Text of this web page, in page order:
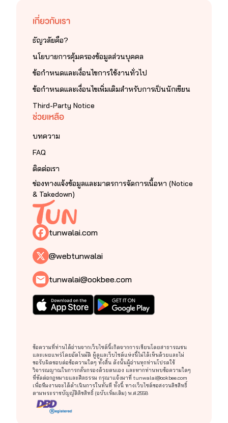
เกี่ยวกับเรา
ธัญวลัยคือ?
นโยบายการคุ้มครองข้อมูลส่วนบุคคล
ข้อกำหนดและเงื่อนไขการใช้งานทั่วไป
ข้อกำหนดและเงื่อนไขเพิ่มเติมสำหรับการเป็นนักเขียน
Third-Party Notice
ช่วยเหลือ
บทความ
FAQ
ติดต่อเรา
ช่องทางแจ้งข้อมูลและมาตรการจัดการเนื้อหา (Notice
& Takedown)
tunwalai.com
@webtunwalai
tunwalai@ookbee.com
ข้อความที่ท่านได้อ่านจากเว็บไซต์นี้เกิดจากการเขียนโดยสาธารณชน
และเผยแพร่โดยอัตโนมัติ ผู้ดูแลเว็บไซต์แห่งนี้ไม่ได้เห็นด้วยและไม่
ขอรับผิดชอบต่อข้อความใดๆ ทั้งสิ้น ดังนั้นผู้อ่านทุกท่านโปรดใช้
วิจารณญาณในการกลั่นกรองด้วยตนเอง และหากท่านพบข้อความใดๆ
ที่ขัดต่อกฎหมายและศีลธรรม กรุณาแจ้งมาที่ tunwalai@ookbee.com
เพื่อทีมงานจะได้ดำเนินการในทันที ทั้งนี้ ทางเว็บไซต์ขอสงวนลิขสิทธิ์
ตามพระราชบัญญัติลิขสิทธิ์ (ฉบับเพิ่มเติม) พ.ศ.2558